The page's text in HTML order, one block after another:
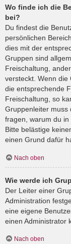
Wo finde ich die
bei?
Du findest die
persönlichen
dies mit der
Gruppen sind
Freischaltung,
versteckt. Wenn die
die entsprechende
Freischaltung, so
Gruppenleiter muss
fragen, warum du
Bitte belästige
einen Grund dafür
Nach oben
Wie werde ich
Der Leiter einer
Administration
eine eigene
einen Administrator
Nach oben